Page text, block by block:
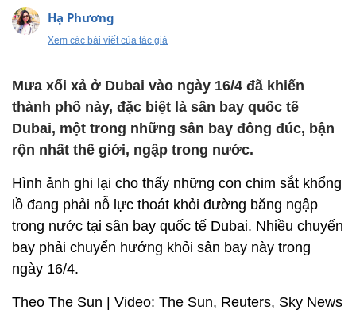
Hạ Phương
Xem các bài viết của tác giả
Mưa xối xả ở Dubai vào ngày 16/4 đã khiến
thành phố này, đặc biệt là sân bay quốc tế
Dubai, một trong những sân bay đông đúc, bận
rộn nhất thế giới, ngập trong nước.
Hình ảnh ghi lại cho thấy những con chim sắt khổng
lồ đang phải nỗ lực thoát khỏi đường băng ngập
trong nước tại sân bay quốc tế Dubai. Nhiều chuyến
bay phải chuyển hướng khỏi sân bay này trong
ngày 16/4.
Theo The Sun | Video: The Sun, Reuters, Sky News